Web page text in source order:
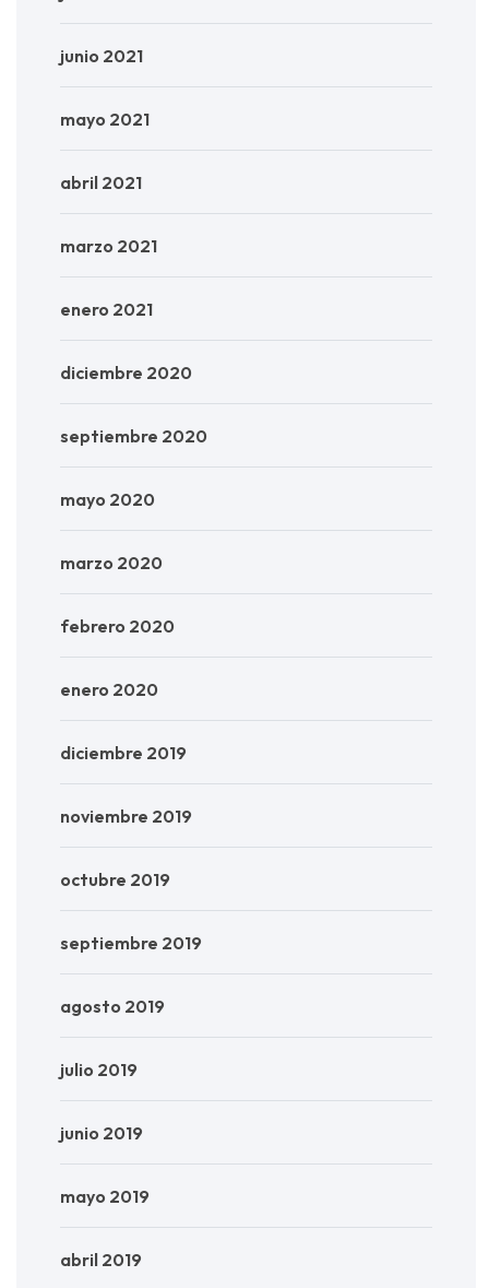
junio 2021
mayo 2021
abril 2021
marzo 2021
enero 2021
diciembre 2020
septiembre 2020
mayo 2020
marzo 2020
febrero 2020
enero 2020
diciembre 2019
noviembre 2019
octubre 2019
septiembre 2019
agosto 2019
julio 2019
junio 2019
mayo 2019
abril 2019